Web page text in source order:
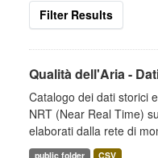
Filter Results
Qualità dell'Aria -
Catalogo dei dati storici
NRT (Near Real Time)
elaborati dalla rete di
public folder CSV